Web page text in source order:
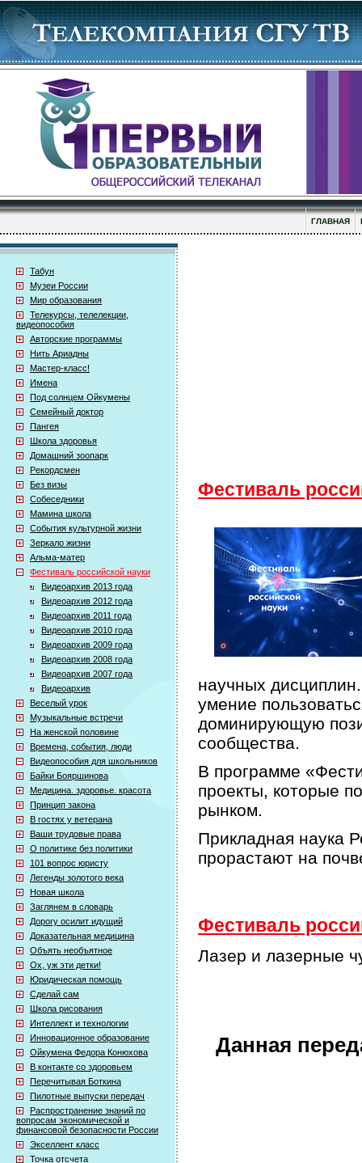
ГЛАВНАЯ
Табун
Музеи России
Мир образования
Телекурсы, телелекции,
видеопособия
Авторские программы
Нить Ариадны
Мастер-класс!
Имена
Под солнцем Ойкумены
Семейный доктор
Пангея
Школа здоровья
Домашний зоопарк
Рекордсмен
Без визы
Собеседники
Мамина школа
События культурной жизни
Зеркало жизни
Альма-матер
Фестиваль российской науки
Видеоархив 2013 года
Видеоархив 2012 года
Видеоархив 2011 года
Видеоархив 2010 года
Видеоархив 2009 года
Видеоархив 2008 года
Видеоархив 2007 года
Видеоархив
Веселый урок
Музыкальные встречи
На женской половине
Времена, события, люди
Видеопособия для школьников
Байки Бояршинова
Медицина. здоровье. красота
Принцип закона
В гостях у ветерана
Ваши трудовые права
О политике без политики
101 вопрос юристу
Легенды золотого века
Новая школа
Заглянем в словарь
Дорогу осилит идущий
Доказательная медицина
Объять необъятное
Ох, уж эти детки!
Юридическая помощь
Сделай сам
Школа рисования
Интеллект и технологии
Инновационное образование
Ойкумена Федора Конюхова
В контакте со здоровьем
Перечитывая Боткина
Пилотные выпуски передач
Распространение знаний по
вопросам экономической и
финансовой безопасности России
Экселлент класс
Точка отсчета
Фестиваль
научных
умение
доминирующую
сообщества.
В программе
проекты, которые
рынком.
Прикладная наука
прорастают на
Фестиваль
Лазер и лазерные
Данная